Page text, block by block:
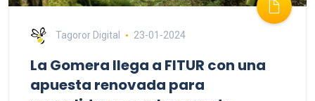
Tagoror Digital 23-01-2024
La Gomera llega a FITUR con una
apuesta renovada para